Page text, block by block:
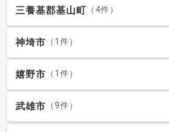
三養基郡基山町 （4件）
神埼市 （1件）
嬉野市 （1件）
武雄市 （9件）